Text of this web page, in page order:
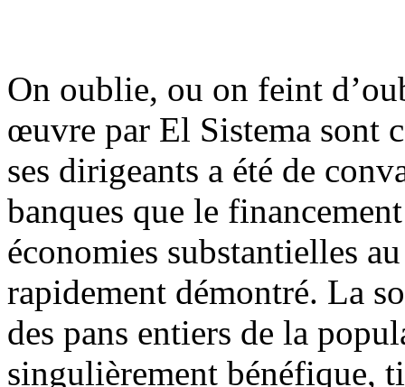
On oublie, ou on feint
œuvre par El Sistema sont
ses dirigeants a été de
banques que le
économies substantielles
rapidement démontré. La
des pans entiers de la
singulièrement bénéfique,